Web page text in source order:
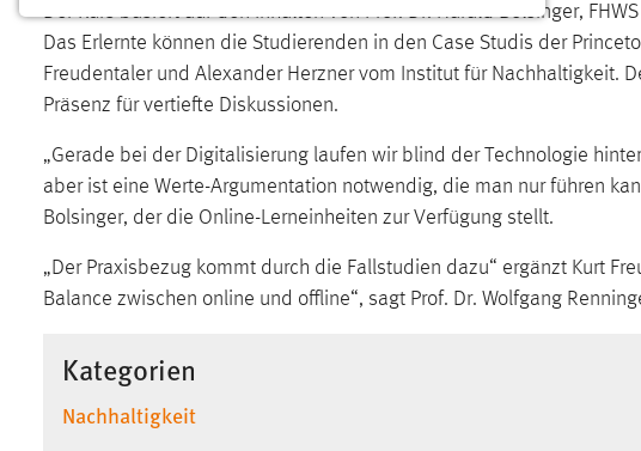
Der Kurs basiert auf den Inhalten von Prof. Dr. Harald Bolsinger,
Das Erlernte können die Studierenden in den Case Studis der
Freudentaler und Alexander Herzner vom Institut für Nachhaltigkeit.
Präsenz für vertiefte Diskussionen.
„Gerade bei der Digitalisierung laufen wir blind der Technologie
aber ist eine Werte-Argumentation notwendig, die man nur führen
Bolsinger, der die Online-Lerneinheiten zur Verfügung stellt.
„Der Praxisbezug kommt durch die Fallstudien dazu“ ergänzt Kurt
Balance zwischen online und offline“, sagt Prof. Dr. Wolfgang
Kategorien
Nachhaltigkeit
Notwendige Cookies ermöglichen grundlegende
Funktionen und sind für die einwandfreie Funktion der
Website erforderlich.
Einverständnis
Name: cookie_consent
ausgewählten Einverständnis-Optionen
des Benutzers
Performance